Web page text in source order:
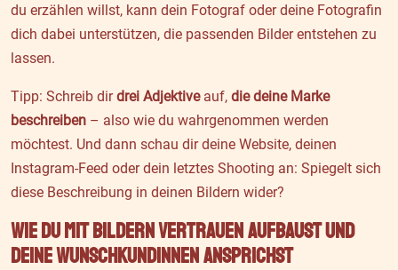
du erzählen willst, kann dein Fotograf oder deine Fotografin
dich dabei unterstützen, die passenden Bilder entstehen zu
lassen.
Tipp: Schreib dirdrei Adjektiveauf, die deine Marke
beschreiben – also wie du wahrgenommen werden
möchtest. Und dann schau dir deine Website, deinen
Instagram-Feed oder dein letztes Shooting an: Spiegelt sich
diese Beschreibung in deinen Bildern wider?
Wie du mit Bildern Vertrauen aufbaust und
deine Wunschkundinnen ansprichst